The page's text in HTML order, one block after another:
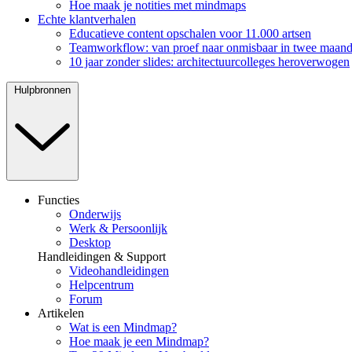
Hoe maak je notities met mindmaps
Echte klantverhalen
Educatieve content opschalen voor 11.000 artsen
Teamworkflow: van proef naar onmisbaar in twee
10 jaar zonder slides: architectuurcolleges heroverwogen
Hulpbronnen
Functies
Onderwijs
Werk & Persoonlijk
Desktop
Handleidingen & Support
Videohandleidingen
Helpcentrum
Forum
Artikelen
Wat is een Mindmap?
Hoe maak je een Mindmap?